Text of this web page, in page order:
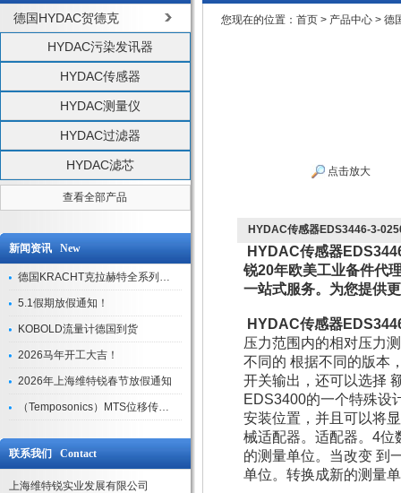
德国HYDAC贺德克
HYDAC污染发讯器
HYDAC传感器
HYDAC测量仪
HYDAC过滤器
HYDAC滤芯
查看全部产品
新闻资讯 New
德国KRACHT克拉赫特全系列现货库存
5.1假期放假通知！
KOBOLD流量计德国到货
2026马年开工大吉！
2026年上海维特锐春节放假通知
（Temposonics）MTS位移传感器现货库存型号
联系我们 Contact
上海维特锐实业发展有限公司
您现在的位置： 首页 > 产品中心 > 德
点击放大
HYDAC传感器EDS3446-3-
HYDAC传感器
锐20年欧美工业备件代
一站式服务。为您提供
HYDAC传感器
压力范围内的相对压力
不同的 根据不同的版本
开关输出，还可以选择
EDS3400的一个特殊设
安装位置，并且可以将
械适配器。适配器。4位
的测量单位。当改变 到
单位。转换成新的测量